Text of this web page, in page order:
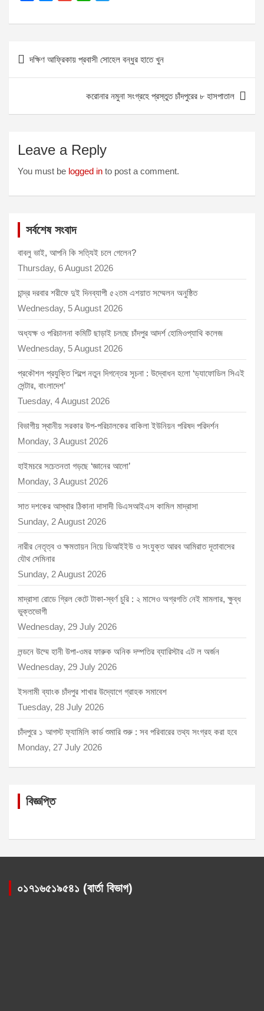
c
o
o
s
n
g
a
a
A
p
p
i
e
r
navigation
দক্ষিণ আফ্রিকায় প্রবাসী সোহেল বন্ধুর হাতে খুন
করোনার নমুনা সংগ্রহে প্রস্তুত চাঁদপুরের ৮ হাসপাতাল
Leave a Reply
You must be logged in to post a comment.
সর্বশেষ সংবাদ
বাবলু ভাই, আপনি কি সত্যিই চলে গেলেন?
Thursday, 6 August 2026
চান্দ্র দরবার শরীফে দুই দিনব্যাপী ৫২তম এশয়াত সম্মেলন অনুষ্ঠিত
Wednesday, 5 August 2026
অধ্যক্ষ ও পরিচালনা কমিটি ছাড়াই চলছে চাঁদপুর আদর্শ হোমিওপ্যাথি কলেজ
Wednesday, 5 August 2026
প্রকৌশল প্রযুক্তি শিল্পে নতুন দিগন্তের সূচনা : উদ্বোধন হলো ‘ড্যাফোডিল সিএই
সেন্টার, বাংলাদেশ’
Tuesday, 4 August 2026
বিভাগীয় স্থানীয় সরকার উপ-পরিচালকের বাকিলা ইউনিয়ন পরিষদ পরিদর্শন
Monday, 3 August 2026
হাইমচরে সচেতনতা গড়ছে ‘জ্ঞানের আলো’
Monday, 3 August 2026
সাত দশকের আস্থার ঠিকানা দাসাদী ডিএসআইএস কামিল মাদ্রাসা
Sunday, 2 August 2026
নারীর নেতৃত্ব ও ক্ষমতায়ন নিয়ে ডিআইইউ ও সংযুক্ত আরব আমিরাত দূতাবাসের
যৌথ সেমিনার
Sunday, 2 August 2026
মাদ্রাসা রোডে গ্রিল কেটে টাকা-স্বর্ণ চুরি : ২ মাসেও অগ্রগতি নেই মামলার, ক্ষুব্ধ
ভুক্তভোগী
Wednesday, 29 July 2026
লন্ডনে উম্মে হানী উপা-ওমর ফারুক অনিক দম্পতির ব্যারিস্টার এট ল অর্জন
Wednesday, 29 July 2026
ইসলামী ব্যাংক চাঁদপুর শাখার উদ্যোগে গ্রাহক সমাবেশ
Tuesday, 28 July 2026
চাঁদপুরে ১ আগস্ট ফ্যামিলি কার্ড শুমারি শুরু : সব পরিবারের তথ্য সংগ্রহ করা হবে
Monday, 27 July 2026
বিজ্ঞপ্তি
০১৭১৬৫১৯৫৪১ (বার্তা বিভাগ)